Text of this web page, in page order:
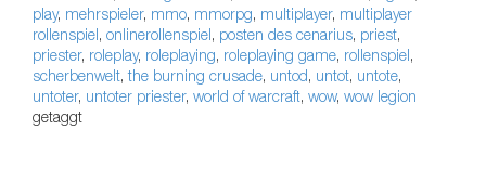
play, mehrspieler, mmo, mmorpg, multiplayer, multiplayer
rollenspiel, onlinerollenspiel, posten des cenarius, priest,
priester, roleplay, roleplaying, roleplaying game, rollenspiel,
scherbenwelt,the burning crusade, untod, untot, untote,
untoter, untoter priester, world of warcraft, wow, wow legion
getaggt